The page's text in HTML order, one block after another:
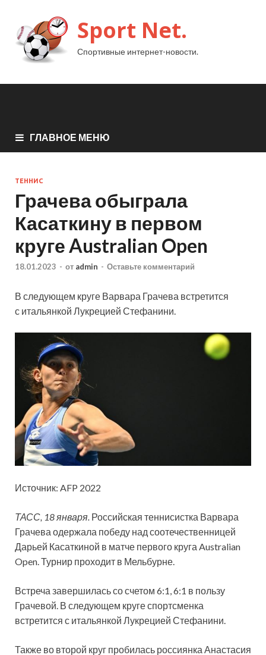
Sport Net.
Спортивные интернет-новости.
ГЛАВНОЕ МЕНЮ
ТЕННИС
Грачева обыграла
Касаткину в первом
круге Australian Open
18.01.2023 - от admin - Оставьте комментарий
В следующем круге Варвара Грачева встретится
с итальянкой Лукрецией Стефанини.
Источник: AFP 2022
ТАСС, 18 января. Российская теннисистка Варвара
Грачева одержала победу над соотечественницей
Дарьей Касаткиной в матче первого круга Australian
Open. Турнир проходит в Мельбурне.
Встреча завершилась со счетом 6:1, 6:1 в пользу
Грачевой. В следующем круге спортсменка
встретится с итальянкой Лукрецией Стефанини.
Также во второй круг пробилась россиянка Анастасия